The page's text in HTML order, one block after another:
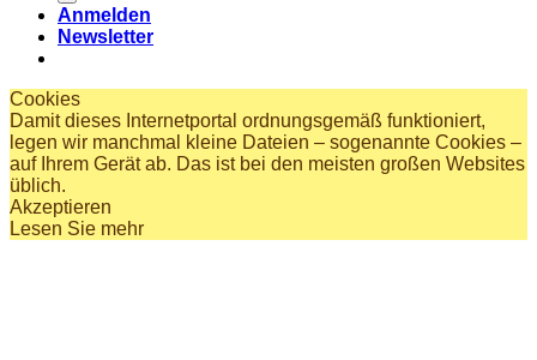
Anmelden
Newsletter
Cookies
Damit dieses Internetportal ordnungsgemäß funktioniert,
legen wir manchmal kleine Dateien – sogenannte Cookies –
auf Ihrem Gerät ab. Das ist bei den meisten großen Websites
üblich.
Akzeptieren
Lesen Sie mehr